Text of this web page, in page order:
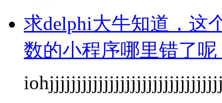
求delphi大牛知道，这
数的小程序哪里错了呢